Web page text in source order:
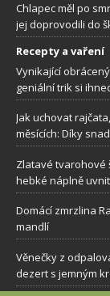
Chlapec měl po
jej doprovodili do
Recepty a vaření
Vynikající
geniální trik si
Jak uchovat
měsících: Díky
Zlatavé tvarohové
hebké náplně
Domácí zmrzlina
mandlí
Věnečky z
dezert s jemným